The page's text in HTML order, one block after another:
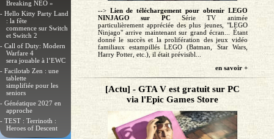
Breaking NEO »
- Hello Kitty Party Land
: la fête
commence sur Switch
et Switch 2
- Call of Duty: Modern
Warfare 4
sera jouable à l’EWC
- Facilotab Zen : une
tablette
simplifiée pour les
seniors
- Généatique 2027 en
approche
- TEST : Terrinoth :
Heroes of Descent
--> Lien de téléchargement pour obtenir LEGO
NINJAGO sur PCSérie TV animée
particulièrement appréciée des plus jeunes, "LEGO
Ninjago" arrive maintenant sur grand écran... Étant
donné le succès et la prolifération des jeux vidéo
familiaux estampillés LEGO (Batman, Star Wars,
Harry Potter, etc.), il était prévisibl...
en savoir +
[Actu] - GTA V est gratuit sur PC
via l'Epic Games Store